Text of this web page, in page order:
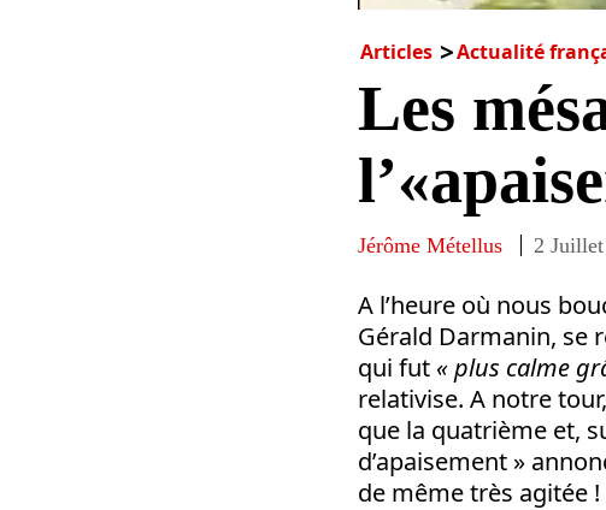
Articles Actualité
Les
Jérôme Métellus 2
A l’heure où nous
Gérald Darmanin, se
qui fut « plus calme
relativise. A notre
que la quatrième et,
d’apaisement »
de même très agitée !